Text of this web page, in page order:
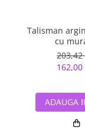
Bijuterii argint
Bijuterii gotice si
Bijuterii
Bijuterii fantezie
Bijuterii tungsten
Talisman
cu
203,42
162,00
ADAUGA